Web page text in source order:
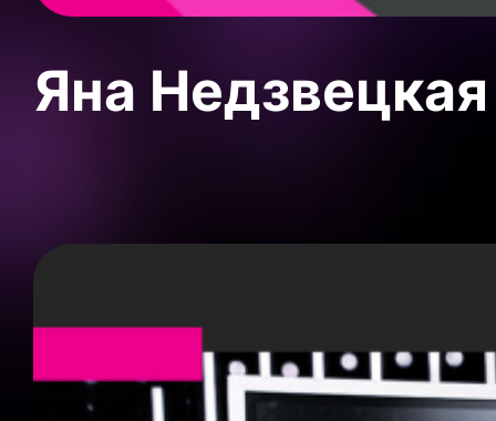
Яна Недзвецкая